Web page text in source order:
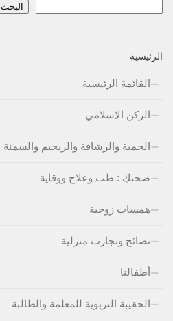
البحث
الرئيسية
القائمة الرئيسية
الركن الإسلامي
الحمية والرشاقة والريجيم والسمنة
صحتكِ : طب وعلاج ووقاية
همسات زوجية
نصائح وتجارب منزلية
أطفالنا
الحقيبة التربوية للمعلمة والطالبة